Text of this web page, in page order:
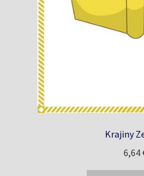
Krajiny
6,64